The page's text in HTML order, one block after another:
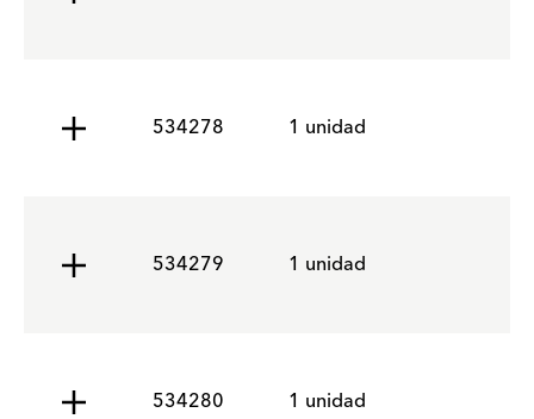
534278 1 unidad
534279 1 unidad
534280 1 unidad